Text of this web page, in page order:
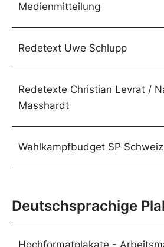
Medienmitteilung
Redetext Uwe Schlupp
Redetexte Christian Levrat /
Masshardt
Wahlkampfbudget SP Schweiz
Deutschsprachige